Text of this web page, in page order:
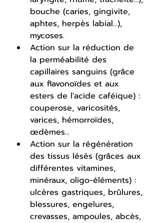
bouche (caries, gingivite,
aphtes, herpès labial...),
mycoses.
Action sur la réduction de
la perméabilité des
capillaires sanguins (grâce
aux flavonoïdes et aux
esters de l'acide caféique) :
couperose, varicosités,
varices, hémorroïdes,
œdèmes...
Action sur la régénération
des tissus lésés (grâces aux
différentes vitamines,
minéraux, oligo-éléments) :
ulcères gastriques, brûlures,
blessures, engelures,
crevasses, ampoules, abcès,